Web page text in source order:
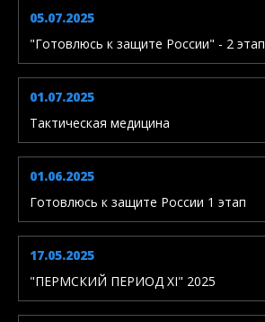
05.07.2025
"Готовлюсь к защите России" - 2 этап
01.07.2025
Тактическая медицина
01.06.2025
Готовлюсь к защите России 1 этап
17.05.2025
"ПЕРМСКИЙ ПЕРИОД XI" 2025